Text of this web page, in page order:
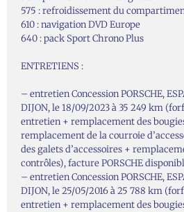
575 : refroidissement du
610 : navigation DVD Europe
640 : pack Sport Chrono Plus
ENTRETIENS :
– entretien Concession PORSCHE,
DIJON, le 18/09/2023 à 35 249 km
entretien + remplacement des
remplacement de la courroie
des galets d’accessoires +
contrôles), facture PORSCHE
– entretien Concession PORSCHE,
DIJON, le 25/05/2016 à 25 788 km
entretien + remplacement des